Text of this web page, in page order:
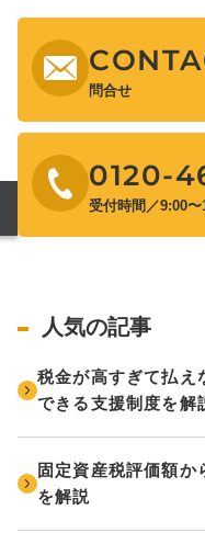
問合せ
0120-
受付時間／9:00〜
人気の記事
税金が高すぎて払え
できる支援制度を解
固定資産税評価額か
を解説